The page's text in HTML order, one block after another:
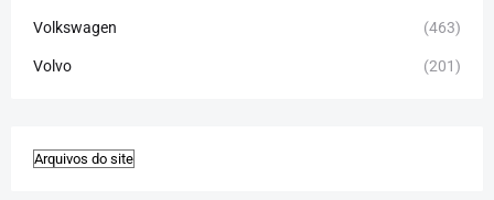
Volkswagen (463)
Volvo (201)